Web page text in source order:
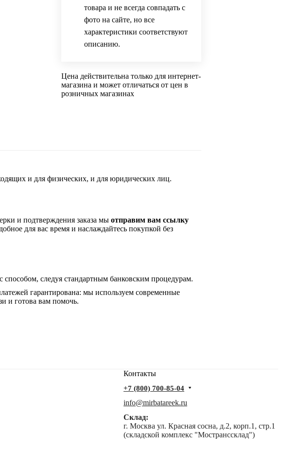
товара и не всегда совпадать с
фото на сайте, но все
характеристики соответствуют
описанию.
Цена действительна только для интернет-
магазина и может отличаться от цен в
розничных магазинах
и для физических, и для юридических лиц.
и подтверждения заказа мы отправим вам ссылку
для вас время и наслаждайтесь покупкой без
следуя стандартным банковским процедурам.
гарантирована: мы используем современные
и готова вам помочь.
Контакты
+7 (800) 700-85-04
info@mirbatareek.ru
Склад:
г. Москва ул. Красная сосна, д.2, корп.1, стр.1
(складской комплекс "Мостранссклад")